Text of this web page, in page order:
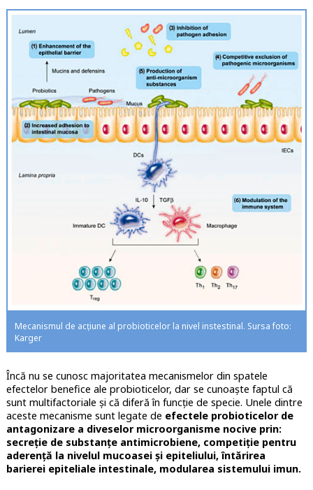
Mecanismul de acțiune al probioticelor la nivel instestinal. Sursa foto:
Karger
Încă nu se cunosc majoritatea mecanismelor din spatele
efectelor benefice ale probioticelor, dar se cunoaște faptul că
sunt multifactoriale și că diferă în funcție de specie. Unele dintre
aceste mecanisme sunt legate de efectele probioticelor de
antagonizare a diveselor microorganisme nocive prin:
secreție de substanțe antimicrobiene, competiție pentru
aderență la nivelul mucoasei și epiteliului, întărirea
barierei epiteliale intestinale, modularea sistemului imun.